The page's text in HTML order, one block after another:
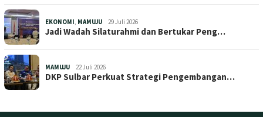
EKONOMI, MAMUJU 29 Juli 2026
Jadi Wadah Silaturahmi dan Bertukar Peng…
MAMUJU 22 Juli 2026
DKP Sulbar Perkuat Strategi Pengembangan…